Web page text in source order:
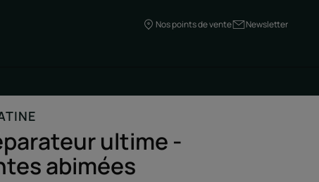
Nos points de vente Newsletter
ultime -
abimées